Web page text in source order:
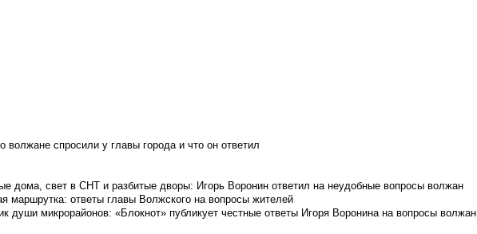
волжане спросили у главы города и что он ответил
дома, свет в СНТ и разбитые дворы: Игорь Воронин ответил на неудобные вопросы волжан
маршрутка: ответы главы Волжского на вопросы жителей
души микрорайонов: «Блокнот» публикует честные ответы Игоря Воронина на вопросы волжан